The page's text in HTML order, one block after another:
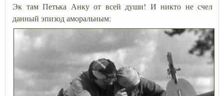
Эк там Петька Анку от всей души! И никто не счел
данный эпизод аморальным: